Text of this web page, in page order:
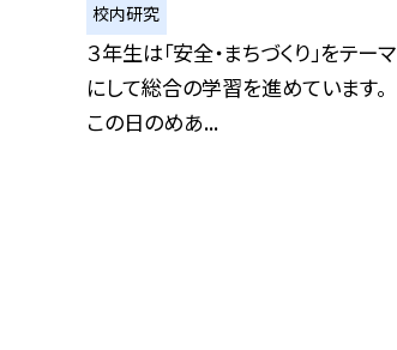
校内研究
３年生は「安全・まちづくり」をテーマ
にして総合の学習を進めています。
この日のめあ...